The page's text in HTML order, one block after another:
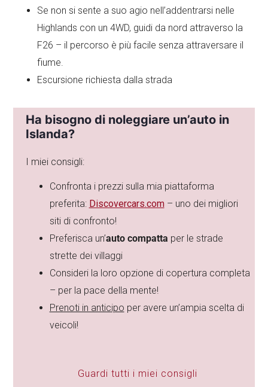
Se non si sente a suo agio nell’addentrarsi nelle
Highlands con un 4WD, guidi da nord attraverso la
F26 – il percorso è più facile senza attraversare il
fiume.
Escursione richiesta dalla strada
Ha bisogno di noleggiare un’auto in
Islanda?
I miei consigli:
Confronta i prezzi sulla mia piattaforma
preferita: Discovercars.com – uno dei migliori
siti di confronto!
Preferisca un’auto compatta per le strade
strette dei villaggi
Consideri la loro opzione di copertura completa
– per la pace della mente!
Prenoti in anticipo per avere un’ampia scelta di
veicoli!
Guardi tutti i miei consigli